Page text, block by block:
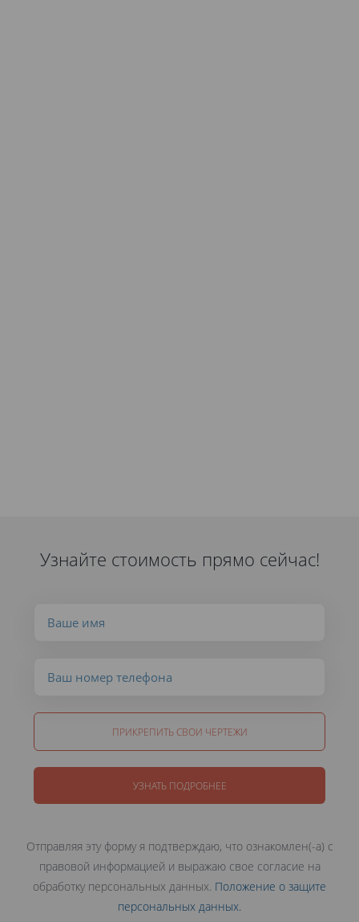
Узнайте стоимость прямо сейчас!
ПРИКРЕПИТЬ СВОИ ЧЕРТЕЖИ
УЗНАТЬ ПОДРОБНЕЕ
Отправляя эту форму я подтверждаю, что ознакомлен(-а) с
правовой информацией и выражаю свое согласие на
обработку персональных данных. Положение о защите
персональных данных.